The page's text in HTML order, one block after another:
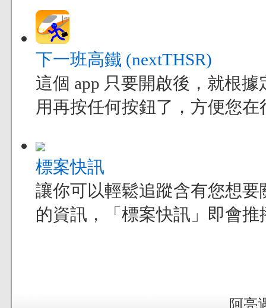
下一班高鐵 (nextTHSR)
這個 app 只要開啟後，就根
用再按任何按鈕了，方便您
標案快訊
讓你可以輕鬆追蹤含有您想
的資訊，「標案快訊」即會推
阿亮